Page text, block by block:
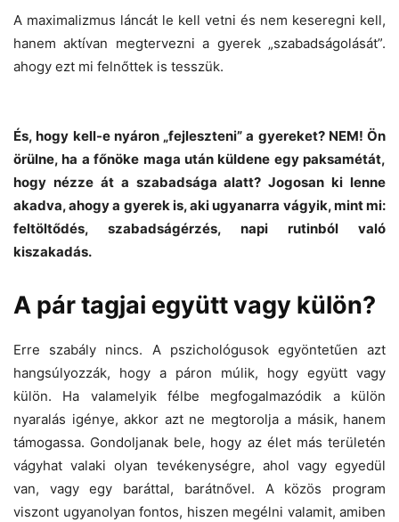
A maximalizmus láncát le kell vetni és nem keseregni kell,
hanem aktívan megtervezni a gyerek „szabadságolását”.
ahogy ezt mi felnőttek is tesszük.
És, hogy kell-e nyáron „fejleszteni” a gyereket? NEM! Ön
örülne, ha a főnöke maga után küldene egy paksamétát,
hogy nézze át a szabadsága alatt? Jogosan ki lenne
akadva, ahogy a gyerek is, aki ugyanarra vágyik, mint mi:
feltöltődés, szabadságérzés, napi rutinból való
kiszakadás.
A pár tagjai együtt vagy külön?
Erre szabály nincs. A pszichológusok egyöntetűen azt
hangsúlyozzák, hogy a páron múlik, hogy együtt vagy
külön. Ha valamelyik félbe megfogalmazódik a külön
nyaralás igénye, akkor azt ne megtorolja a másik, hanem
támogassa. Gondoljanak bele, hogy az élet más területén
vágyhat valaki olyan tevékenységre, ahol vagy egyedül
van, vagy egy baráttal, barátnővel. A közös program
viszont ugyanolyan fontos, hiszen megélni valamit, amiben